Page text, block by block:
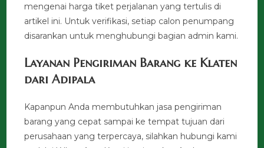
mengenai harga tiket perjalanan yang tertulis di
artikel ini. Untuk verifikasi, setiap calon penumpang
disarankan untuk menghubungi bagian admin kami.
Layanan Pengiriman Barang ke Klaten
dari Adipala
Kapanpun Anda membutuhkan jasa pengiriman
barang yang cepat sampai ke tempat tujuan dari
perusahaan yang terpercaya, silahkan hubungi kami